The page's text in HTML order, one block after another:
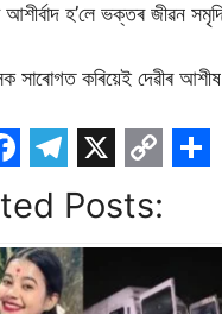
আশীৰ্বাদ হ’লে ভক্তৰ জীৱন
সাৰোগত কৰিয়েই দেৱীৰ
F
T
e
l
e
X
C
o
p
y
a
r
Posts: